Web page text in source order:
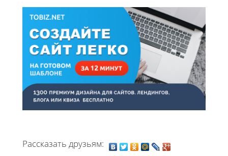
Рассказать друзьям: